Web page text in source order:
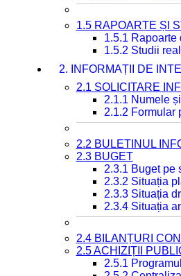
1.5 RAPOARTE ȘI
1.5.1 Rapoarte
1.5.2 Studii
2. INFORMAȚII DE
2.1 SOLICITARE
2.1.1 Numele
2.1.2 Formular
2.2 BULETINUL
2.3 BUGET
2.3.1 Buget pe
2.3.2 Situația
2.3.3 Situația
2.3.4 Situația
2.4 BILANȚURI
2.5 ACHIZIȚII
2.5.1